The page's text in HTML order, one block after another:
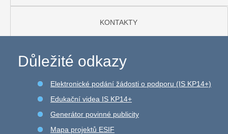
KONTAKTY
Důležité odkazy
Elektronické podání žádosti o podporu (IS KP14+)
Edukační videa IS KP14+
Generátor povinné publicity
Mapa projektů ESIF